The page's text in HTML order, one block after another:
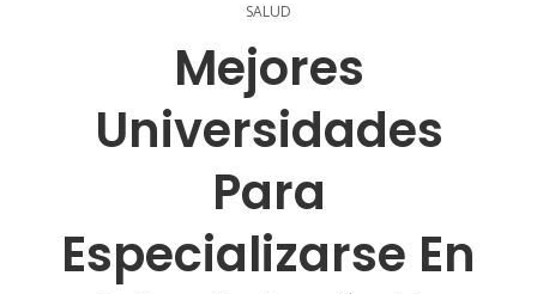
SALUD
Mejores
Universidades
Para
Especializarse En